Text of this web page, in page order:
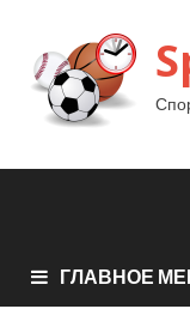
ГЛАВНОЕ